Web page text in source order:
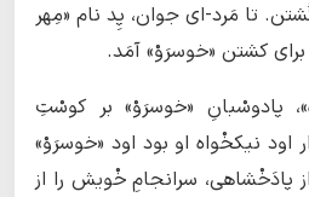
تا مَرد-ای جوان، پِد نام «مِهر
برای کشتن «خوسرَوْ» آمَد.
پادوسْبانِ «خوسرَوْ» بر کوسْتِ
اود نیکخْواه او بود اود «خوسرَوْ»
پادَخْشاهی، سرانجامِ خْویش را از